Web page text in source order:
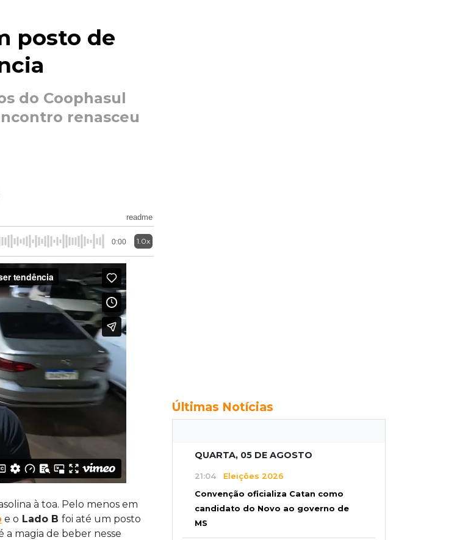
posto de
do Coophasul
renasceu
readme
0:00 1.0x
à toa. Pelo menos em
e o Lado B foi até um posto
magia de beber nesse
Últimas Notícias
QUARTA, 05 DE AGOSTO
21:04 Eleições 2026
Convenção oficializa Catan como
candidato do Novo ao governo de
MS